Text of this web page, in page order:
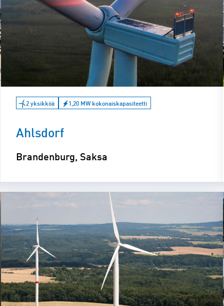
2 yksikköä 1,20 MW kokonaiskapasiteetti
Ahlsdorf
Brandenburg, Saksa